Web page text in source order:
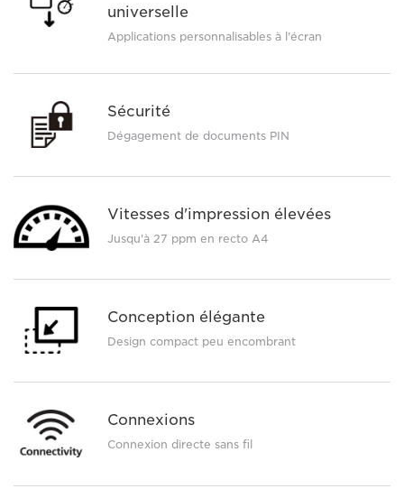
universelle
Applications personnalisables à l'écran
Sécurité
Dégagement de documents PIN
Vitesses d'impression élevées
Jusqu'à 27 ppm en recto A4
Conception élégante
Design compact peu encombrant
Connexions
Connexion directe sans fil